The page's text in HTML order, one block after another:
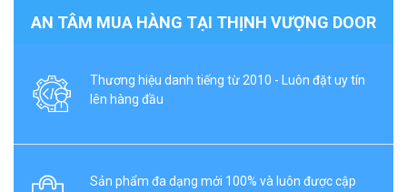
AN TÂM MUA HÀNG TẠI THỊNH VƯỢNG DOOR
Thương hiệu danh tiếng từ 2010 - Luôn đặt uy tín
lên hàng đầu
Sản phẩm đa dạng mới 100% và luôn được cập